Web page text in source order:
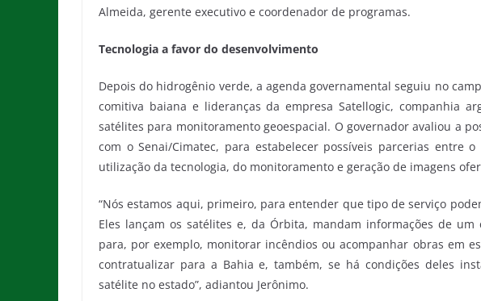
Almeida, gerente executivo e coordenador de programas.
Tecnologia a favor do desenvolvimento
Depois do hidrogênio verde, a agenda governamental seguiu no
comitiva baiana e lideranças da empresa Satellogic, companhia
satélites para monitoramento geoespacial. O governador avaliou a
com o Senai/Cimatec, para estabelecer possíveis parcerias entre
utilização da tecnologia, do monitoramento e geração de imagens
“Nós estamos aqui, primeiro, para entender que tipo de serviço
Eles lançam os satélites e, da Órbita, mandam informações de
para, por exemplo, monitorar incêndios ou acompanhar obras em
contratualizar para a Bahia e, também, se há condições deles
satélite no estado”, adiantou Jerônimo.